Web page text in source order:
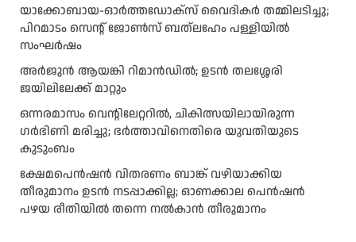
യാക്കോബായ-ഓർത്തഡോക്സ് വൈദികർ തമ്മിലടിച്ചു;
പിറമാടം സെന്റ്‌ ജോൺസ് ബത്ലഹേം പള്ളിയിൽ
സംഘർഷം
അര്‍ജുന്‍ ആയങ്കി റിമാന്‍ഡില്‍; ഉടന്‍ തലശ്ശേരി
ജയിലിലേക്ക് മാറ്റും
ഒന്നരമാസം വെന്റിലേറ്ററിൽ, ചികിത്സയിലായിരുന്ന
ഗർഭിണി മരിച്ചു; ഭർത്താവിനെതിരെ യുവതിയുടെ
കുടുംബം
ക്ഷേമപെൻഷൻ വിതരണം ബാങ്ക് വഴിയാക്കിയ
തീരുമാനം ഉടൻ നടപ്പാക്കില്ല; ഓണക്കാല പെൻഷൻ
പഴയ രീതിയിൽ തന്നെ നൽകാൻ തീരുമാനം